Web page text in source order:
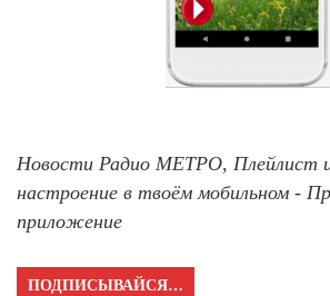
Новости Радио МЕТРО, Плейлист
настроение в твоём мобильном -
приложение
ПОДПИСЫВАЙСЯ…